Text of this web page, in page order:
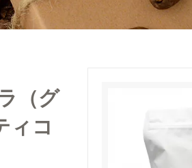
ヒロオリジナルグッズ
（グ
ィコ